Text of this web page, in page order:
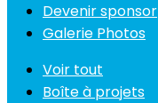
Devenir sponsor
Galerie Photos
Voir tout
Boîte à projets